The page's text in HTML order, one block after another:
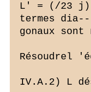
L' = (/23 j)
termes dia--
gonaux sont
Résoudrel
IV.A.2) L